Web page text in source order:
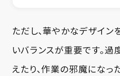
ただし、華やかなデザイン
いバランスが重要です。
えたり、作業の邪魔になっ